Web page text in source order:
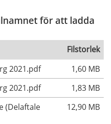
för att ladda
Filstorlek
2021.pdf
1,60 MB
2021.pdf
1,83 MB
(Delaftale
12,90 MB